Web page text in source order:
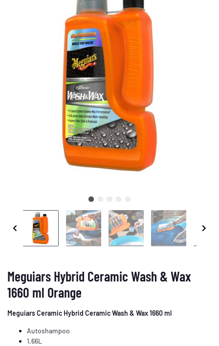
Meguiars Hybrid Ceramic Wash & Wax
1660 ml Orange
Meguiars Ceramic Hybrid Ceramic Wash & Wax 1660 ml
Autoshampoo
1,66L